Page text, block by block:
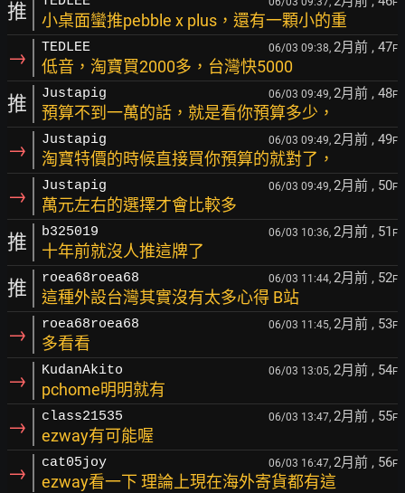
推 小桌面蠻推pebble x plus，還有一顆小的重
→ TEDLEE 06/03 09:38, 2月前 , 47F
低音，淘寶買2000多，台灣快5000
推 Justapig 06/03 09:49, 2月前 , 48F
預算不到一萬的話，就是看你預算多少，
→ Justapig 06/03 09:49, 2月前 , 49F
淘寶特價的時候直接買你預算的就對了，
→ Justapig 06/03 09:49, 2月前 , 50F
萬元左右的選擇才會比較多
推 b325019 06/03 10:36, 2月前 , 51 F
十年前就沒人推這牌了
推 roea68roea68 06/03 11:44, 2月前 , 52F
這種外設台灣其實沒有太多心得 B站
→ roea68roea68 06/03 11:45, 2月前 , 53F
多看看
→ KudanAkito 06/03 13:05, 2月前 , 54F
pchome明明就有
→ class21535 06/03 13:47, 2月前 , 55F
ezway有可能喔
→ cat05joy 06/03 16:47, 2月前 , 56F
ezway看一下 理論上現在海外寄貨都有這